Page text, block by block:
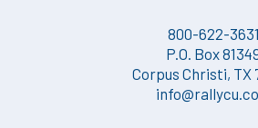
800-622-3631
P.O. Box
Corpus Christi, TX